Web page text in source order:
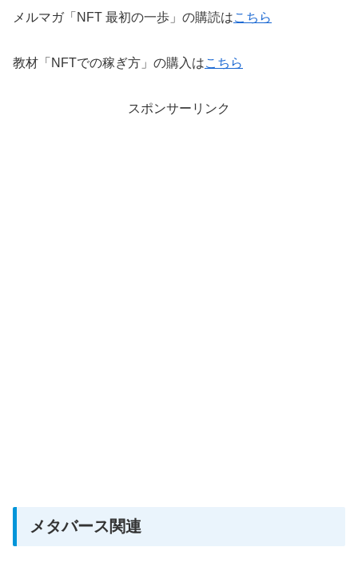
メルマガ「NFT 最初の一歩」の購読はこちら
教材「NFTでの稼ぎ方」の購入はこちら
スポンサーリンク
メタバース関連